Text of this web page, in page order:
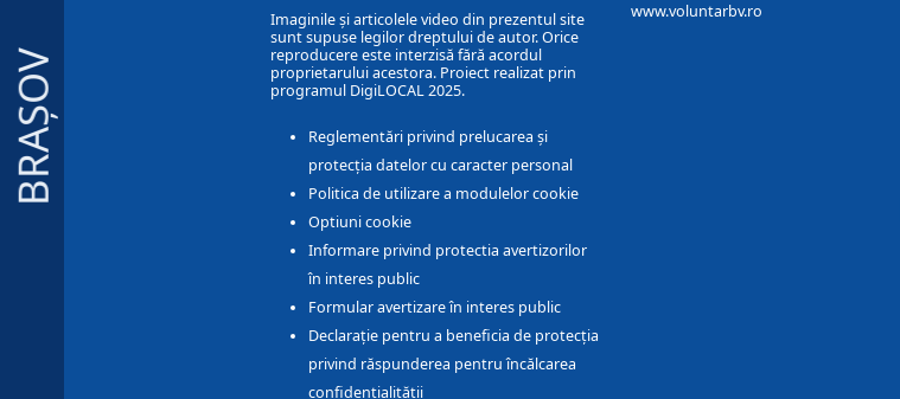
BRAȘOV
Imaginile și articolele video din prezentul site
sunt supuse legilor dreptului de autor. Orice
reproducere este interzisă fără acordul
proprietarului acestora. Proiect realizat prin
programul DigiLOCAL 2025.
Reglementări privind prelucarea și
protecția datelor cu caracter personal
Politica de utilizare a modulelor cookie
Optiuni cookie
Informare privind protectia avertizorilor
în interes public
Formular avertizare în interes public
Declarație pentru a beneficia de protecția
privind răspunderea pentru încălcarea
confidențialității
www.voluntarbv.ro